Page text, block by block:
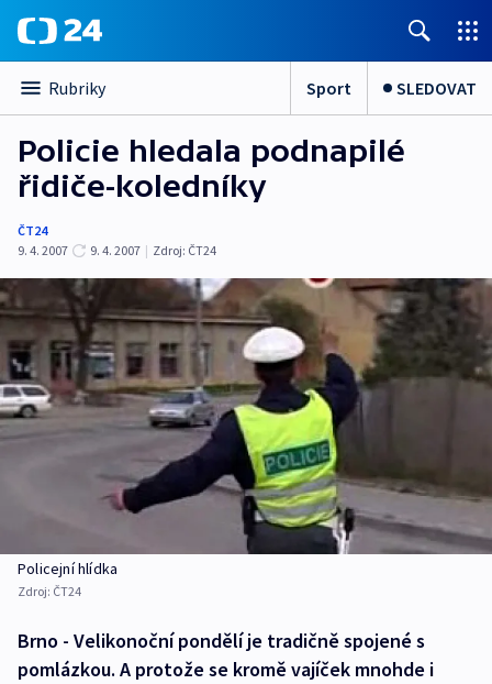
Rubriky Sport SLEDOVAT
Policie hledala podnapilé
řidiče-koledníky
ČT24
9. 4. 2007
9. 4. 2007 | Zdroj: ČT24
Policejní hlídka
Zdroj: ČT24
Brno - Velikonoční pondělí je tradičně spojené s
pomlázkou. A protože se kromě vajíček mnohde i